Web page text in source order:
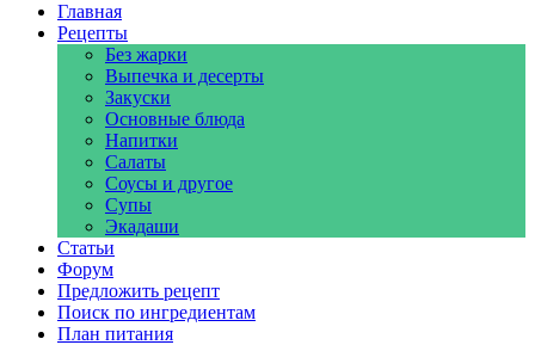
Главная
Рецепты
Без жарки
Выпечка и десерты
Закуски
Основные блюда
Напитки
Салаты
Соусы и другое
Супы
Экадаши
Статьи
Форум
Предложить рецепт
Поиск по ингредиентам
План питания